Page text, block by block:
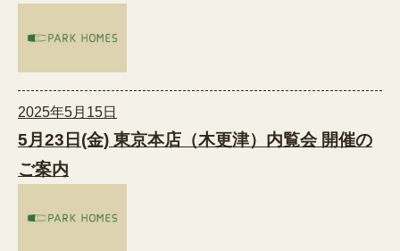
2025年5月15日
5月23日(金) 東京本店（木更津）内覧会 開催の
ご案内